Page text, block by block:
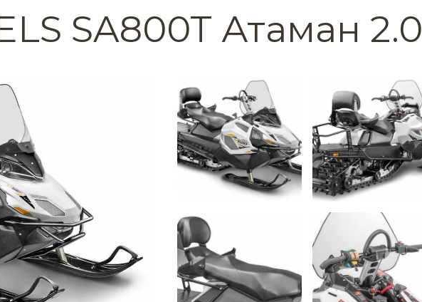
SA800T Атаман 2.0